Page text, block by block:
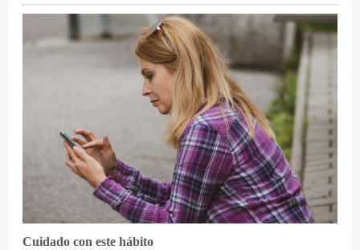
Cuidado con este hábito